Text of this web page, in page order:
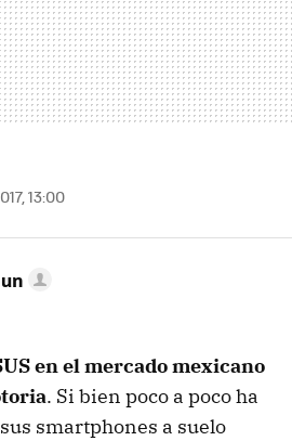
13:00
en el mercado mexicano
. Si bien poco a poco ha
smartphones a suelo